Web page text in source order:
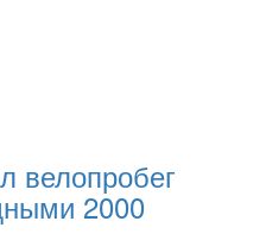
велопробег
2000